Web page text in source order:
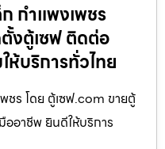
กำแพงเพชร
งตู้เซฟ ติดต่อ
บริการทั่วไทย
ชร โดย ตู้เซฟ.com ขายตู้
อาชีพ ยินดีให้บริการ